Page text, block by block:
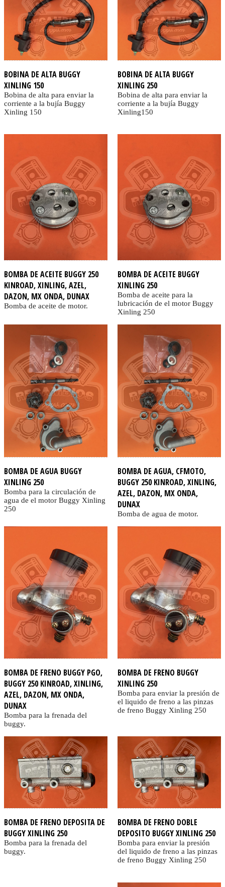
BOBINA DE ALTA BUGGY
XINLING 150
Bobina de alta para enviar la
corriente a la bujía Buggy
Xinling 150
BOBINA DE ALTA BUGGY
XINLING 250
Bobina de alta para enviar la
corriente a la bujía Buggy
Xinling150
BOMBA DE ACEITE BUGGY 250
KINROAD, XINLING, AZEL,
DAZON, MX ONDA, DUNAX
Bomba de aceite de motor.
BOMBA DE ACEITE BUGGY
XINLING 250
Bomba de aceite para la
lubricación de el motor Buggy
Xinling 250
BOMBA DE AGUA BUGGY
XINLING 250
Bomba para la circulación de
agua de el motor Buggy Xinling
250
BOMBA DE AGUA, CFMOTO,
BUGGY 250 KINROAD, XINLING,
AZEL, DAZON, MX ONDA,
DUNAX
Bomba de agua de motor.
BOMBA DE FRENO BUGGY PGO,
BUGGY 250 KINROAD, XINLING,
AZEL, DAZON, MX ONDA,
DUNAX
Bomba para la frenada del
buggy.
BOMBA DE FRENO BUGGY
XINLING 250
Bomba para enviar la presión de
el liquido de freno a las pinzas
de freno Buggy Xinling 250
BOMBA DE FRENO DEPOSITA DE
BUGGY XINLING 250
Bomba para la frenada del
buggy.
BOMBA DE FRENO DOBLE
DEPOSITO BUGGY XINLING 250
Bomba para enviar la presión
del liquido de freno a las pinzas
de freno Buggy Xinling 250